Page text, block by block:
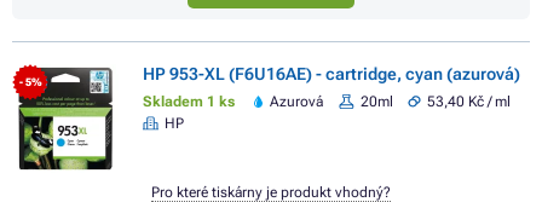
- 5% HP 953-XL (F6U16AE) - cartridge, cyan (azurová)
Skladem 1 ks Azurová 20ml
53,40 Kč / ml
HP
Pro které tiskárny je produkt vhodný?